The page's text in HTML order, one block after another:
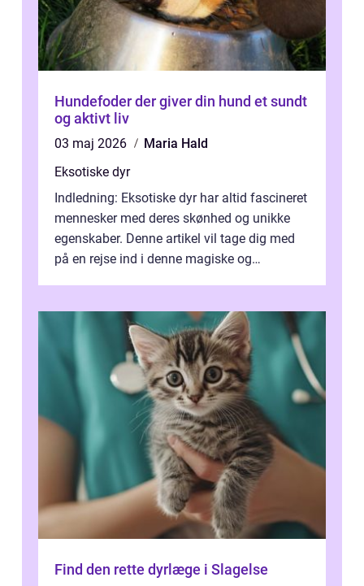
Hundefoder der giver din hund et sundt
og aktivt liv
03 maj 2026
Maria Hald
Eksotiske dyr
Indledning: Eksotiske dyr har altid fascineret
mennesker med deres skønhed og unikke
egenskaber. Denne artikel vil tage dig med
på en rejse ind i denne magiske og
Find den rette dyrlæge i Slagelse